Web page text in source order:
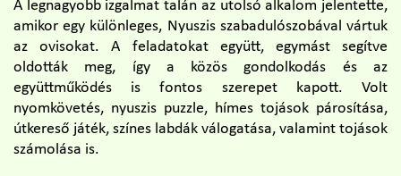
A legnagyobb izgalmat talán az utolsó alkalom jelentette,
amikor egy különleges, Nyuszis szabadulószobával vártuk
az ovisokat. A feladatokat együtt, egymást segítve
oldották meg, így a közös gondolkodás és az
együttműködés is fontos szerepet kapott. Volt
nyomkövetés, nyuszis puzzle, hímes tojások párosítása,
útkereső játék, színes labdák válogatása, valamint tojások
számolása is.